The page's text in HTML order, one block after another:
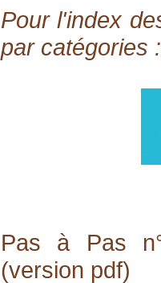
Pour l'index
par catégories
Pas à Pas
(version pdf)